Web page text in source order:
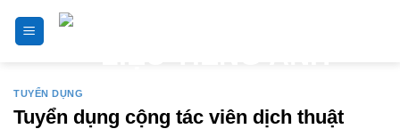
TUYỂN DỤNG
Tuyển dụng cộng tác viên dịch thuật